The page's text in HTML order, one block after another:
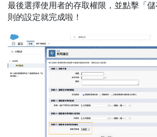
最後選擇使用者的存取權限，並點擊「
則的設定就完成啦！